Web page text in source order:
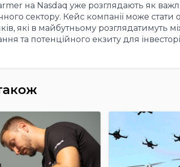
на Nasdaq уже розглядають як
сектору. Кейс компанії може
які в майбутньому розглядатимуть
та потенційного екзиту для